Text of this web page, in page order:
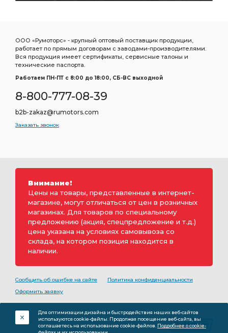
ООО «Румоторс» - крупный оптовый поставщик продукции,
работает по прямым договорам с заводами-производителями.
Вся продукция имеет сертификаты, сервисные талоны и
технические паспорта.
Работаем ПН-ПТ c 8:00 до 18:00, СБ-ВС выходной
8-800-777-08-39
b2b-zakaz@rumotors.com
Заказать звонок
Внимание!
Цены на товары, представленные в интернет-
магазине, могут отличаться от цен в розничных
магазинах. Для товаров по специальному
предложению (акция, спецпредложение и т.д.)
цена указана на условиях самовывоза со
склада, на котором позиция находится в
наличии.
Сообщить об ошибке на сайте
Политика конфиденциальности
Оформить заявку
обозначением ООО «РуМоторс». Все права на
разработку принадлежат ООО «Румоторс». Не является
публичной офертой.
Для оптимизации дизайна и быстродействия наших веб-сайтов
используются cookie-файлы. Продолжая посещение веб-сайта, вы
соглашаетесь на использование cookie-файлов. Подробнее о cookie-